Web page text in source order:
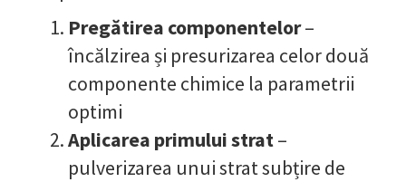
Pregătirea componentelor–
încălzirea și presurizarea celor două
componente chimice la parametrii
optimi
Aplicarea primului strat–
pulverizarea unui strat subțire de